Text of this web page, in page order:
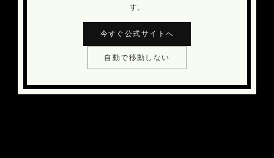
す。
今すぐ公式サイトへ
自動で移動しない